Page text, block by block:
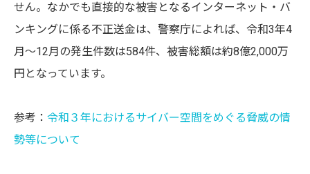
せん。なかでも直接的な被害となるインターネット・バ
ンキングに係る不正送金は、警察庁によれば、令和3年4
月～12月の発生件数は584件、被害総額は約8億2,000万
円となっています。
参考： 令和３年におけるサイバー空間をめぐる脅威の情
勢等について